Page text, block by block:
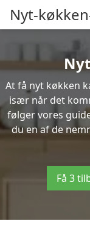
Nyt-
At få nyt køkken
især når det
følger vores
du en af de
Få 3